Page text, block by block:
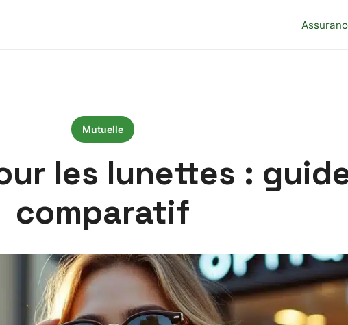
Mutuelle
les lunettes :
comparatif